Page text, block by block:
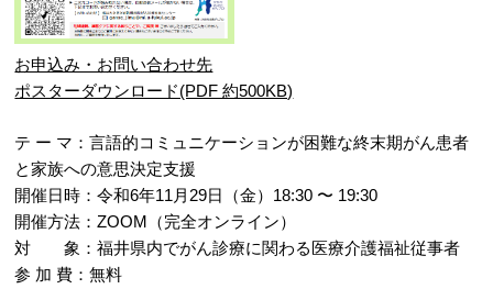
お申込み・お問い合わせ先
ポスターダウンロード(PDF 約500KB)
テ ー マ：言語的コミュニケーションが困難な終末期がん患者
と家族への意思決定支援
開催日時：令和6年11月29日（金）18:30 〜 19:30
開催方法：ZOOM（完全オンライン）
対 象：福井県内でがん診療に関わる医療介護福祉従事者
参 加 費：無料